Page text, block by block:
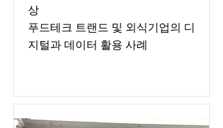
상
푸드테크 트랜드 및 외식기업의 디
지털과 데이터 활용 사례